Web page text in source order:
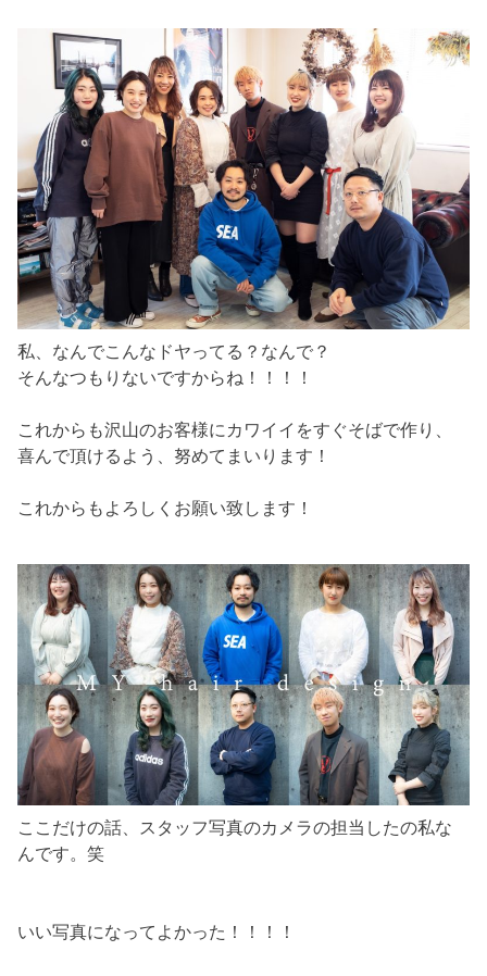
私、なんでこんなドヤってる？なんで？
そんなつもりないですからね！！！！
これからも沢山のお客様にカワイイをすぐそばで作り、
喜んで頂けるよう、努めてまいります！
これからもよろしくお願い致します！
ここだけの話、スタッフ写真のカメラの担当したの私な
んです。笑
いい写真になってよかった！！！！